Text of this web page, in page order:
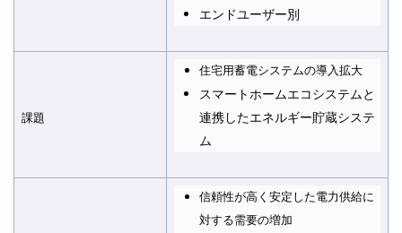
エンドユーザー別
課題
住宅用蓄電システムの導入拡大
スマートホームエコシステムと
連携したエネルギー貯蔵システ
ム
信頼性が高く安定した電力供給に
対する需要の増加